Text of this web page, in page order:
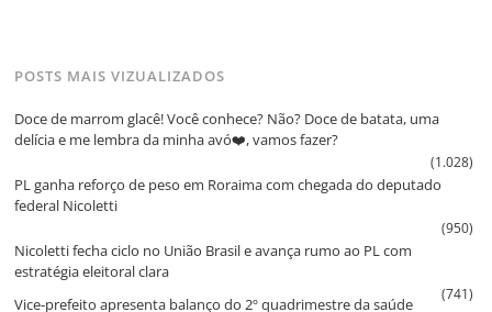
POSTS MAIS VIZUALIZADOS
Doce de marrom glacê! Você conhece? Não? Doce de batata, uma
delícia e me lembra da minha avó❤️, vamos fazer?
(1.028)
PL ganha reforço de peso em Roraima com chegada do deputado
federal Nicoletti
(950)
Nicoletti fecha ciclo no União Brasil e avança rumo ao PL com
estratégia eleitoral clara
(741)
Vice‑prefeito apresenta balanço do 2º quadrimestre da saúde